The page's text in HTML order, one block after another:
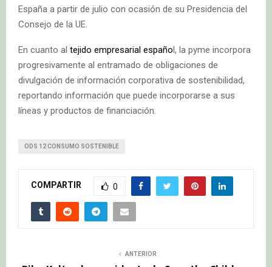
España a partir de julio con ocasión de su Presidencia del
Consejo de la UE.
En cuanto al tejido empresarial español, la pyme incorpora
progresivamente al entramado de obligaciones de
divulgación de información corporativa de sostenibilidad,
reportando información que puede incorporarse a sus
líneas y productos de financiación.
ODS 12 CONSUMO SOSTENIBLE
COMPARTIR 0
ANTERIOR